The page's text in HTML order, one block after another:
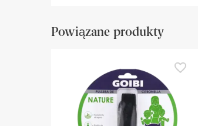
Zasoby bezpieczeństwa
zalecamy zapoznanie się z
bezpieczeństwa, prosimy o
Powiązane produkty